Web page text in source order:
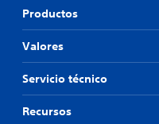
Productos
Valores
Servicio técnico
Recursos